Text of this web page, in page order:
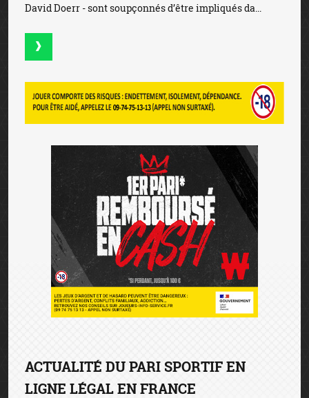
David Doerr - sont soupçonnés d’être impliqués da...
ACTUALITÉ DU PARI SPORTIF EN
LIGNE LÉGAL EN FRANCE